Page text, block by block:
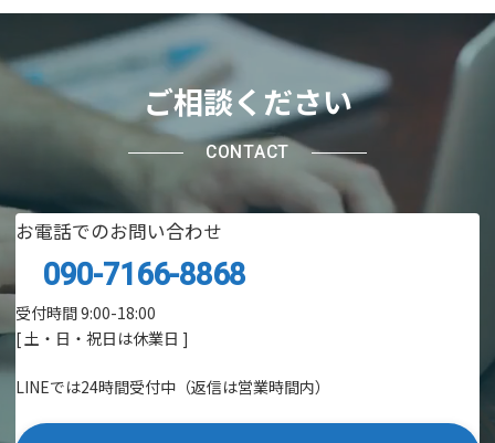
ご相談ください
CONTACT
お電話でのお問い合わせ
090-7166-8868
受付時間 9:00-18:00
[ 土・日・祝日は休業日 ]
LINEでは24時間受付中（返信は営業時間内）